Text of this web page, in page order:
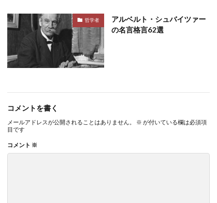
哲学者
アルベルト・シュバイツァー
の名言格言62選
コメントを書く
メールアドレスが公開されることはありません。 ※ が付いている欄は必須項
目です
コメント ※